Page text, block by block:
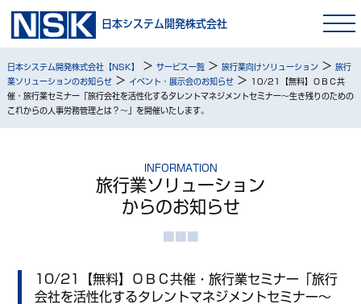
日本システム開発株式会社
日本システム開発株式会社【NSK】 > サービス一覧> 旅行業向けソリューション> 旅行
業ソリューションのお知らせ> イベント・展示会のお知らせ>
10/21【無料】ＯＢＣ共
催・旅行業セミナー「旅行会社を活性化するタレントマネジメントセミナー～生き残りのための
これからの人事労務管理とは？～」を開催いたします。
INFORMATION
旅行業ソリューション
からのお知らせ
10/21【無料】ＯＢＣ共催・旅行業セミナー「旅行
会社を活性化するタレントマネジメントセミナー～